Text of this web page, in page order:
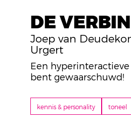
DE
Joep van
Urgert
Een
bent gewaarschuwd!
kennis & personality toneel